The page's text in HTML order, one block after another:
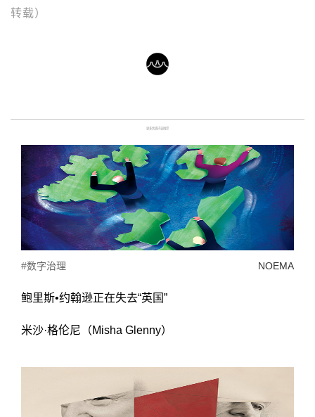
转载）
更多优质内容推荐
#数字治理 NOEMA
鲍里斯•约翰逊正在失去“英国”
米沙·格伦尼（Misha Glenny）